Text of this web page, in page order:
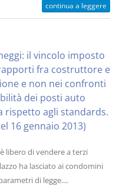
continua a leggere
il vincolo imposto
fra costruttore e
e non nei confronti
dei posti auto
rispetto agli standards.
16 gennaio 2013)
libero di vendere a terzi
ha lasciato ai condomini
di legge....